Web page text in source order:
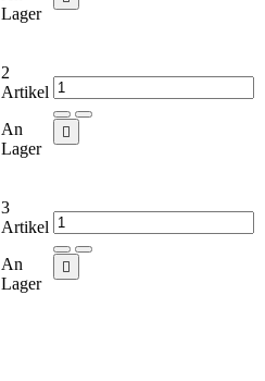
Lager
2
Artikel
An
Lager

3
Artikel
An
Lager
